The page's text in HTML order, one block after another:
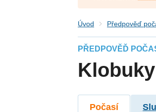
Úvod Předpověď
PŘEDPOVĚĎ
Klobuky
Počasí